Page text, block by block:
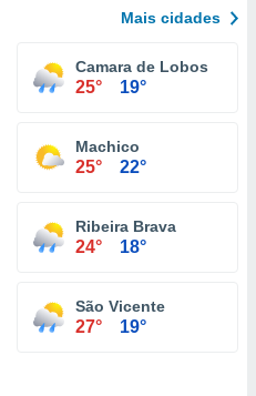
Mais cidades
Camara de Lobos
25° 19°
Machico
25° 22°
Ribeira Brava
24° 18°
São Vicente
27° 19°